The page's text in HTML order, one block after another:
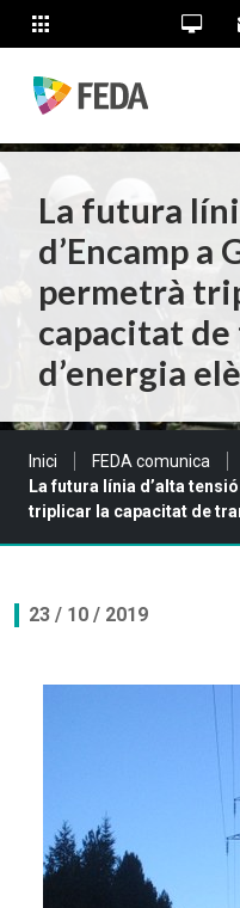
SALTAR AL CONTINGUT
SALTAR A LA NAVEGACIÓ
SALTAR A LA INFORMACIÓ
ALTRES LLOCS WEB
La futura
d’Encamp a
permetrà
capacitat
d’energia
Sou a:
Inici
FEDA comunica
La futura línia d’alta
triplicar la capacitat de
23 / 10 / 2019